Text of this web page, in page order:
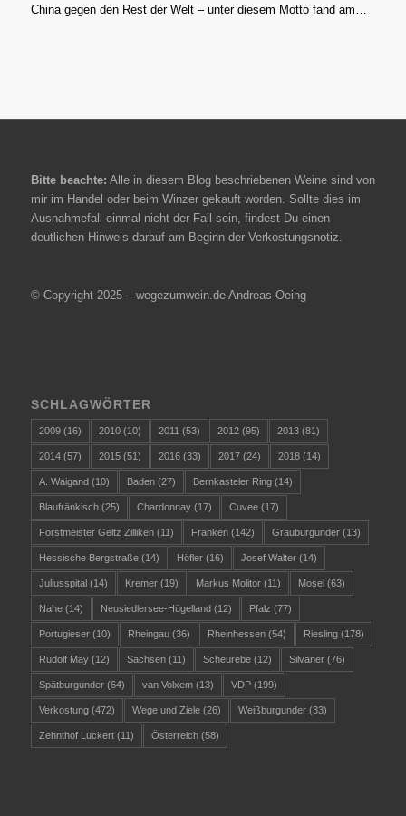
China gegen den Rest der Welt – unter diesem Motto fand am…
Bitte beachte: Alle in diesem Blog beschriebenen Weine sind von
mir im Handel oder beim Winzer gekauft worden. Sollte dies im
Ausnahmefall einmal nicht der Fall sein, findest Du einen
deutlichen Hinweis darauf am Beginn der Verkostungsnotiz.
© Copyright 2025 – wegezumwein.de Andreas Oeing
SCHLAGWÖRTER
2009(16) 2010(10) 2011 (53) 2012(95) 2013(81)
2014(57) 2015(51) 2016(33) 2017(24) 2018(14)
A. Waigand (10) Baden(27) Bernkasteler Ring(14)
Blaufränkisch(25) Chardonnay(17) Cuvee(17)
Forstmeister Geltz Zilliken(11) Franken(142) Grauburgunder(13)
Hessische Bergstraße(14) Höfler(16) Josef Walter(14)
Juliusspital (14) Kremer(19) Markus Molitor(11) Mosel (63)
Nahe(14) Neusiedlersee-Hügelland (12) Pfalz (77)
Portugieser(10) Rheingau(36) Rheinhessen(54) Riesling(178)
Rudolf May(12) Sachsen(11) Scheurebe(12) Silvaner(76)
Spätburgunder(64) van Volxem(13) VDP(199)
Verkostung(472) Wege und Ziele(26) Weißburgunder(33)
Zehnthof Luckert(11) Österreich(58)